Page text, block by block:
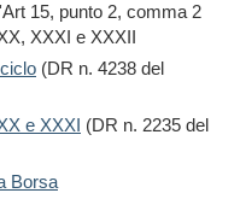
15, punto 2, comma 2
XXXI e XXXII
(DR n. 4238 del
e XXXI (DR n. 2235 del
Borsa